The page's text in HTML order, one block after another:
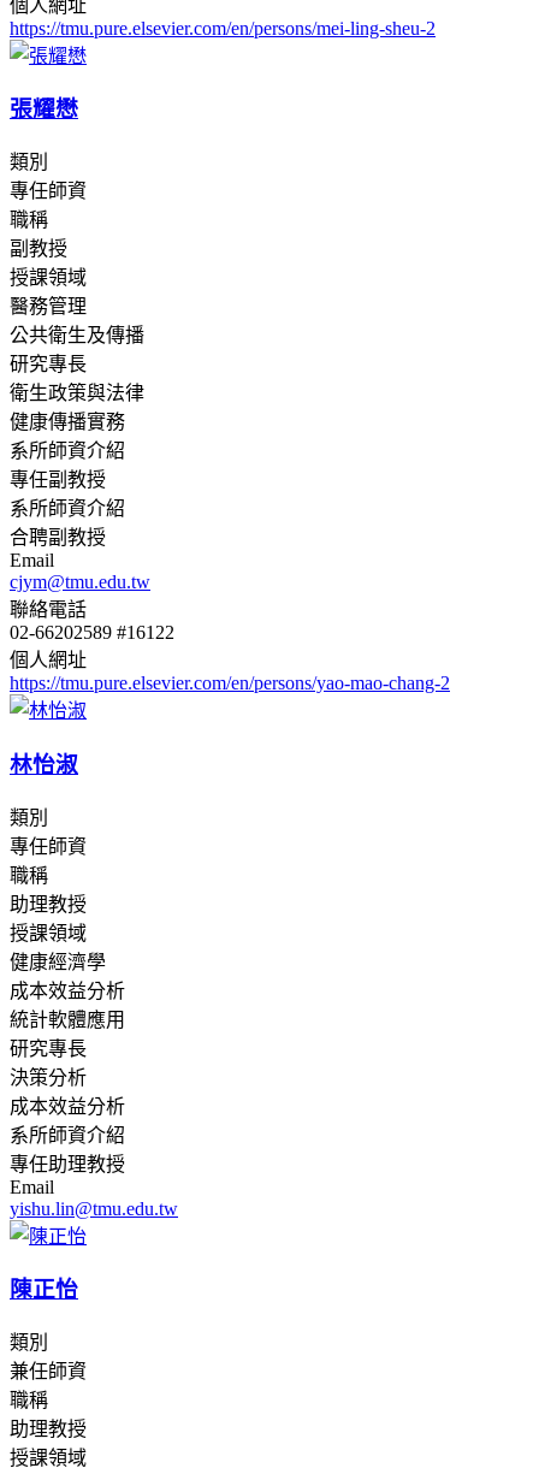
個人網址
https://tmu.pure.elsevier.com/en/persons/mei-ling-sheu-2
張耀懋
類別
專任師資
職稱
副教授
授課領域
醫務管理
公共衛生及傳播
研究專長
衛生政策與法律
健康傳播實務
系所師資介紹
專任副教授
系所師資介紹
合聘副教授
Email
cjym@tmu.edu.tw
聯絡電話
02-66202589 #16122
個人網址
https://tmu.pure.elsevier.com/en/persons/yao-mao-chang-2
林怡淑
類別
專任師資
職稱
助理教授
授課領域
健康經濟學
成本效益分析
統計軟體應用
研究專長
決策分析
成本效益分析
系所師資介紹
專任助理教授
Email
yishu.lin@tmu.edu.tw
陳正怡
類別
兼任師資
職稱
助理教授
授課領域